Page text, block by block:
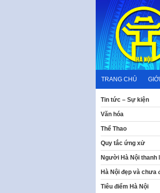
content
TRANG CHỦ
Tin tức – Sự kiện
Văn hóa
Thể Thao
Quy tắc ứng xử
Người Hà Nội thanh
Hà Nội đẹp và chưa
Tiêu điểm Hà Nội